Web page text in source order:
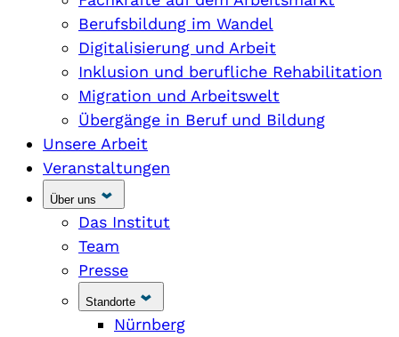
Berufsbildung im Wandel
Digitalisierung und Arbeit
Inklusion und berufliche Rehabilitation
Migration und Arbeitswelt
Übergänge in Beruf und Bildung
Unsere Arbeit
Veranstaltungen
Über uns
Das Institut
Team
Presse
Standorte
Nürnberg